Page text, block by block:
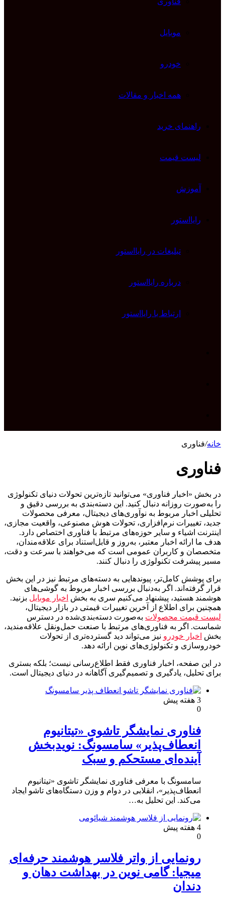
موبایل
خودرو
همه اخبار و مقالات
راهنمای خرید
لیست قیمت
آموزش
رایااستور
تبلیغات در رایااستور
درباره رایااستور
ارتباط با رایااستور
برای خانه/فناوری
فناوری
در بخش «اخبار فناوری» می‌توانید تازه‌ترین تحولات دنیای تکنولوژی
را به‌صورت روزانه دنبال کنید. این دسته‌بندی به بررسی دقیق و
تحلیلی اخبار مربوط به نوآوری‌های دیجیتال، معرفی محصولات
جدید، تغییرات نرم‌افزاری، تحولات هوش مصنوعی، واقعیت مجازی،
اینترنت اشیاء و سایر حوزه‌های مرتبط با فناوری اختصاص دارد.
هدف ما ارائه اخبار معتبر، به‌روز و قابل‌استناد برای علاقه‌مندان،
متخصصان و کاربران عمومی است که می‌خواهند با سرعت و دقت،
مسیر پیشرفت تکنولوژی را دنبال کنند.
برای پوشش کامل‌تر، پیوندهایی به دسته‌های مرتبط نیز در این بخش
قرار گرفته‌اند. اگر به‌دنبال بررسی اخبار مربوط به گوشی‌های
هوشمند هستید، پیشنهاد می‌کنیم سری به بخش اخبار موبایل بزنید.
همچنین برای اطلاع از آخرین تغییرات قیمتی در بازار دیجیتال،
لیست قیمت محصولات به‌صورت دسته‌بندی‌شده در دسترس
شماست. اگر به فناوری‌های مرتبط با صنعت حمل‌ونقل علاقه‌مندید،
بخش اخبار خودرو نیز می‌تواند دید گسترده‌تری از تحولات
خودروسازی و تکنولوژی‌های نوین ارائه دهد.
در این صفحه، اخبار فناوری فقط اطلاع‌رسانی نیست؛ بلکه بستری
برای تحلیل، یادگیری و تصمیم‌گیری آگاهانه در دنیای دیجیتال است.
3 هفته پیش
0
فناوری نمایشگر تاشوی «تیتانیوم
انعطاف‌پذیر» سامسونگ: نویدبخش
آینده‌ای مستحکم و سبک
سامسونگ با معرفی فناوری نمایشگر تاشوی «تیتانیوم
انعطاف‌پذیر»، انقلابی در دوام و وزن دستگاه‌های تاشو ایجاد
می‌کند. این تحلیل به…
4 هفته پیش
0
رونمایی از واتر فلاسر هوشمند حرفه‌ای
میجیا: گامی نوین در بهداشت دهان و
دندان